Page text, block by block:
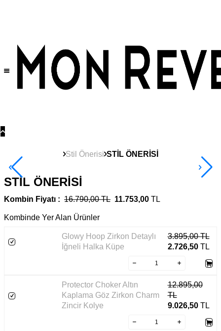
Stil Önerisi STİL ÖNERİSİ
STİL ÖNERİSİ
Kombin Fiyatı : 16.790,00 TL 11.753,00 TL
Kombinde Yer Alan Ürünler
Glowy Hoop Zirkon Detaylı
İğneli Halka Küpe
3.895,00TL
2.726,50TL
Protector Choker Altın
Kaplama Göz Zirkon Charm
Zincir Kolye
12.895,00
TL
9.026,50TL